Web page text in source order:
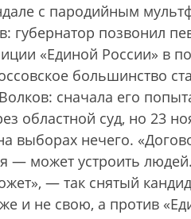
с пародийным
губернатор позвонил
«Единой России» в
большинство
сначала его
областной суд, но 23
выборах нечего.
— может устроить
— так снятый
и не свою, а против